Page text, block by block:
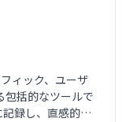
ィック、ユーザ
包括的なツールで
録し、直感的な